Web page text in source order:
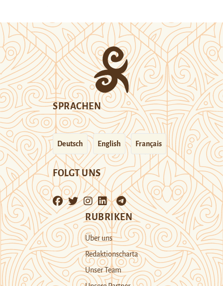
SPRACHEN
Deutsch English Français
FOLGT UNS
RUBRIKEN
Über uns
Redaktionscharta
Unser Team